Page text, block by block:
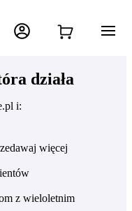
działa
i:
więcej
z wieloletnim